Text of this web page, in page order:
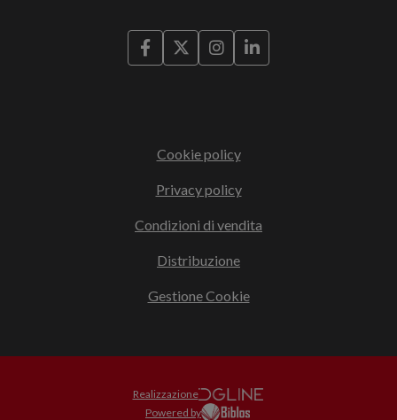
Cookie policy
Privacy policy
Condizioni di vendita
Distribuzione
Gestione Cookie
Realizzazione
Powered by